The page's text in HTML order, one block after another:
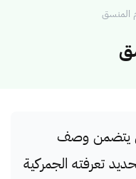
المنسق
يتضمن وصف
تعرفته الجمركية